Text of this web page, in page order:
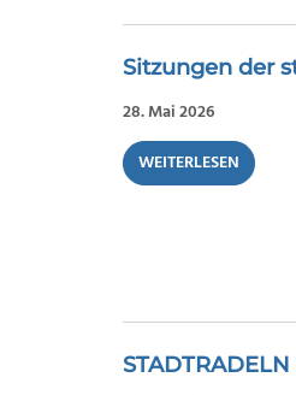
Sitzungen der
28. Mai 2026
WEITERLESEN